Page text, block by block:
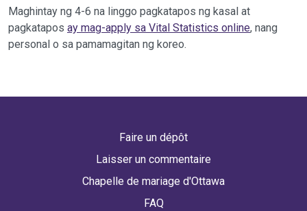
Maghintay ng 4-6 na linggo pagkatapos ng kasal at
pagkatapos ay mag-apply sa Vital Statistics online, nang
personal o sa pamamagitan ng koreo.
Faire un dépôt
Laisser un commentaire
Chapelle de mariage d'Ottawa
FAQ